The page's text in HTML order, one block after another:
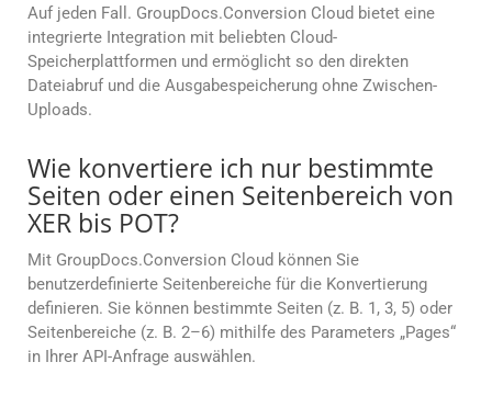
Auf jeden Fall. GroupDocs.Conversion Cloud bietet eine
integrierte Integration mit beliebten Cloud-
Speicherplattformen und ermöglicht so den direkten
Dateiabruf und die Ausgabespeicherung ohne Zwischen-
Uploads.
Wie konvertiere ich nur bestimmte
Seiten oder einen Seitenbereich von
XER bis POT?
Mit GroupDocs.Conversion Cloud können Sie
benutzerdefinierte Seitenbereiche für die Konvertierung
definieren. Sie können bestimmte Seiten (z. B. 1, 3, 5) oder
Seitenbereiche (z. B. 2–6) mithilfe des Parameters „Pages“
in Ihrer API-Anfrage auswählen.